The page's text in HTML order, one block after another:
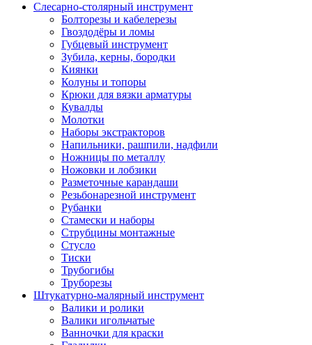
Слесарно-столярный инструмент
Болторезы и кабелерезы
Гвоздодёры и ломы
Губцевый инструмент
Зубила, керны, бородки
Киянки
Колуны и топоры
Крюки для вязки арматуры
Кувалды
Молотки
Наборы экстракторов
Напильники, рашпили, надфили
Ножницы по металлу
Ножовки и лобзики
Разметочные карандаши
Резьбонарезной инструмент
Рубанки
Стамески и наборы
Струбцины монтажные
Стусло
Тиски
Трубогибы
Труборезы
Штукатурно-малярный инструмент
Валики и ролики
Валики игольчатые
Ванночки для краски